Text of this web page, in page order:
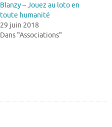
Blanzy – Jouez au loto en
toute humanité
29 juin 2018
Dans "Associations"